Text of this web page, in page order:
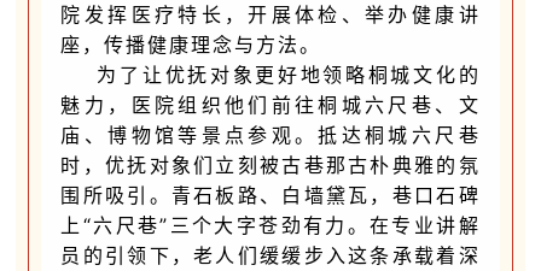
院发挥医疗特长，开展体检、举办健康讲
座，传播健康理念与方法。
为了让优抚对象更好地领略桐城文化的
魅力，医院组织他们前往桐城六尺巷、文
庙、博物馆等景点参观。抵达桐城六尺巷
时，优抚对象们立刻被古巷那古朴典雅的氛
围所吸引。青石板路、白墙黛瓦，巷口石碑
上“六尺巷”三个大字苍劲有力。在专业讲解
员的引领下，老人们缓缓步入这条承载着深